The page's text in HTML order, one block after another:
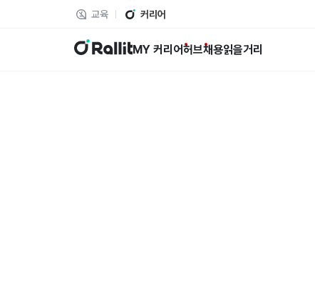
교육 커리어
랠릿 MY 커리어허브채용읽을거리